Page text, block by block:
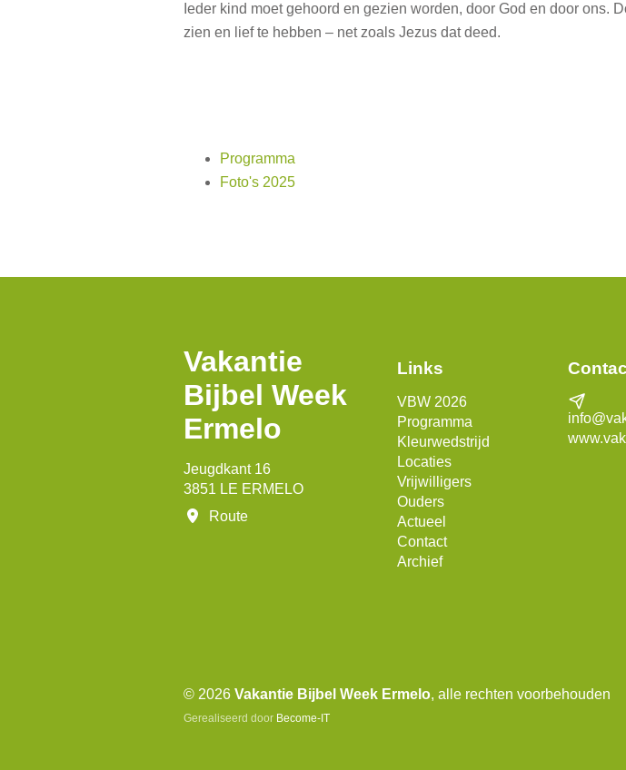
Ieder kind moet gehoord en gezien worden, door God en door ons.
zien en lief te hebben – net zoals Jezus dat deed.
Programma
Foto's 2025
Vakantie
Bijbel Week
Ermelo
Jeugdkant 16
3851 LE ERMELO
Route
Links
VBW 2026
Programma
Kleurwedstrijd
Locaties
Vrijwilligers
Ouders
Actueel
Contact
Archief
© 2026 Vakantie Bijbel Week Ermelo, alle rechten voorbehouden
Gerealiseerd door Become-IT